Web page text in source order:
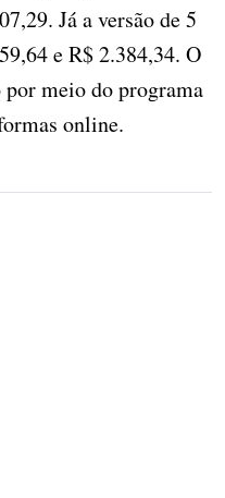
Já a versão de 5
e R$ 2.384,34. O
meio do programa
online.